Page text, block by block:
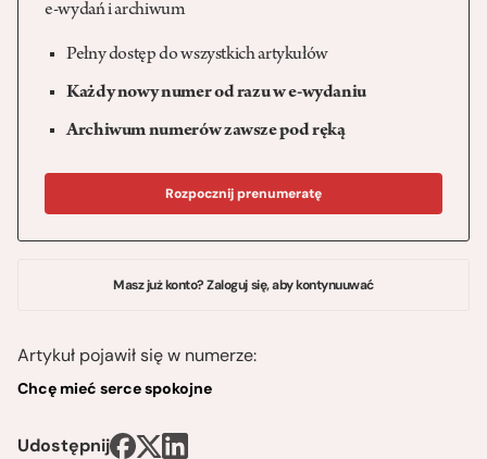
e-wydań i archiwum
Pełny dostęp do wszystkich artykułów
Każdy nowy numer od razu w e-wydaniu
Archiwum numerów zawsze pod ręką
Rozpocznij prenumeratę
Masz już konto? Zaloguj się, aby kontynuuwać
Artykuł pojawił się w numerze:
Chcę mieć serce spokojne
Udostępnij